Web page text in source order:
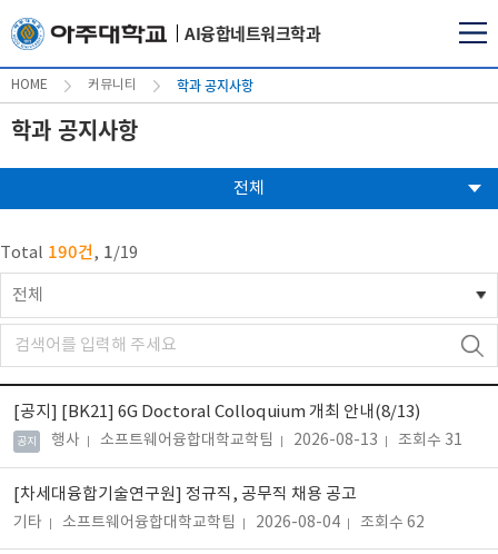
AI융합네트워크학과
HOME 커뮤니티 학과 공지사항
학과 공지사항
전체
Total 190건, 1/19
전체
[공지] [BK21] 6G Doctoral Colloquium 개최 안내(8/13)
공지 행사 소프트웨어융합대학교학팀 2026-08-13 조회수 31
[차세대융합기술연구원] 정규직, 공무직 채용 공고
기타 소프트웨어융합대학교학팀 2026-08-04 조회수 62